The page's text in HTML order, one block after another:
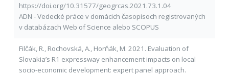
https://doi.org/10.31577/geogrcas.2021.73.1.04
ADN - Vedecké práce v domácich časopisoch registrovaných
v databázach Web of Science alebo SCOPUS
Filčák, R., Rochovská, A., Horňák, M. 2021. Evaluation of
Slovakia’s R1 expressway enhancement impacts on local
socio-economic development: expert panel approach.